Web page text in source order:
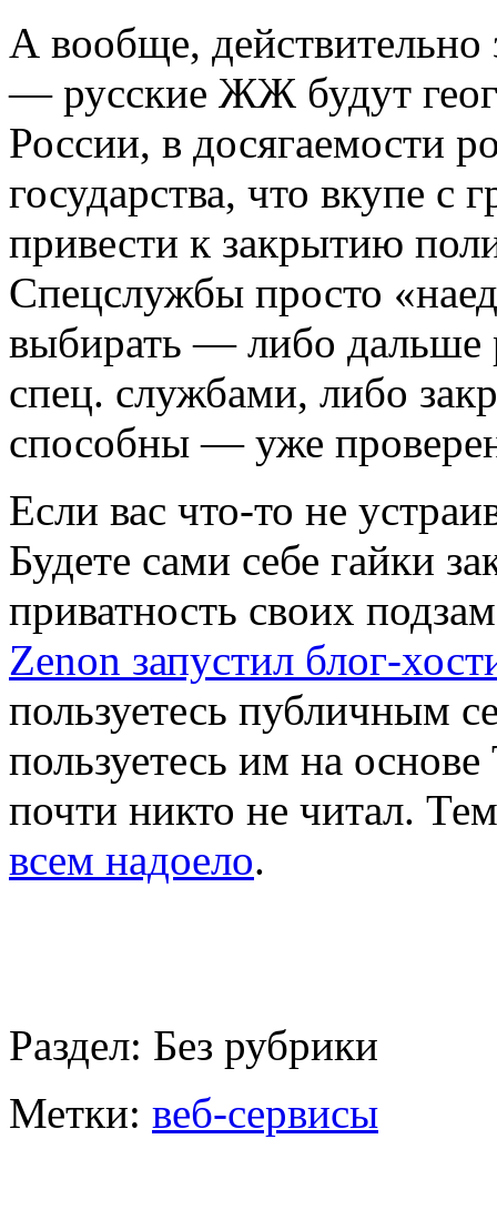
А вообще,
— русские ЖЖ будут
России, в досягаемости
государства, что вкупе
привести к закрытию
Спецслужбы просто
выбирать — либо дальше
спец. службами, либо
способны — уже
Если вас что-то не
Будете сами себе гайки
приватность своих
Zenon запустил блог-
пользуетесь публичным
пользуетесь им на
почти никто не читал.
всем надоело.
Раздел: Без рубрики
Метки: веб-сервисы